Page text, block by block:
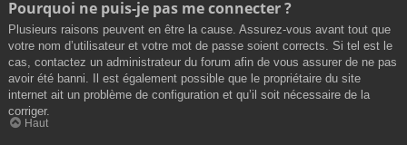
Pourquoi ne puis-je pas me connecter ?
Plusieurs raisons peuvent en être la cause. Assurez-vous avant tout que
votre nom d’utilisateur et votre mot de passe soient corrects. Si tel est le
cas, contactez un administrateur du forum afin de vous assurer de ne pas
avoir été banni. Il est également possible que le propriétaire du site
internet ait un problème de configuration et qu’il soit nécessaire de la
corriger.
Haut